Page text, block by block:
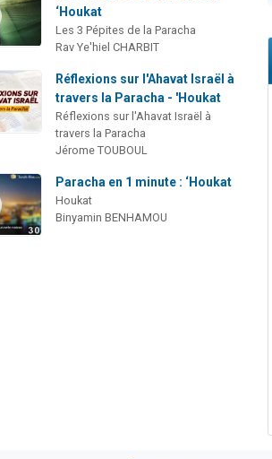
‘Houkat
Les 3 Pépites de la Paracha
Rav Ye'hiel CHARBIT
Réflexions sur l'Ahavat Israël à
travers la Paracha - 'Houkat
Réflexions sur l'Ahavat Israël à
travers la Paracha
Jérome TOUBOUL
Paracha en 1 minute : ‘Houkat
Houkat
Binyamin BENHAMOU